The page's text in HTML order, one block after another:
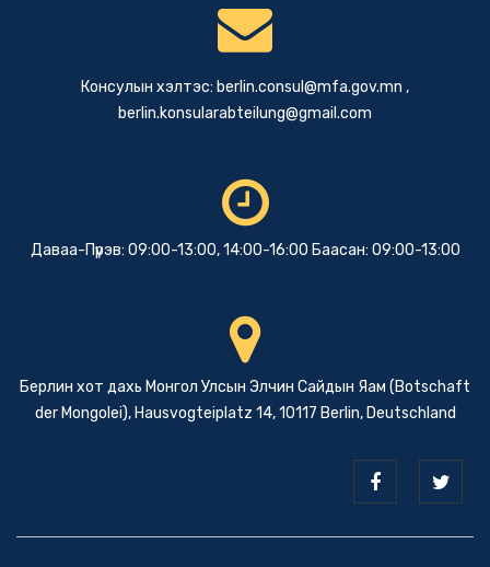
Консулын хэлтэс: berlin.consul@mfa.gov.mn ,
berlin.konsularabteilung@gmail.com
Даваа-Пүрэв: 09:00-13:00, 14:00-16:00 Баасан: 09:00-13:00
Берлин хот дахь Монгол Улсын Элчин Сайдын Яам (Botschaft
der Mongolei), Hausvogteiplatz 14, 10117 Berlin, Deutschland